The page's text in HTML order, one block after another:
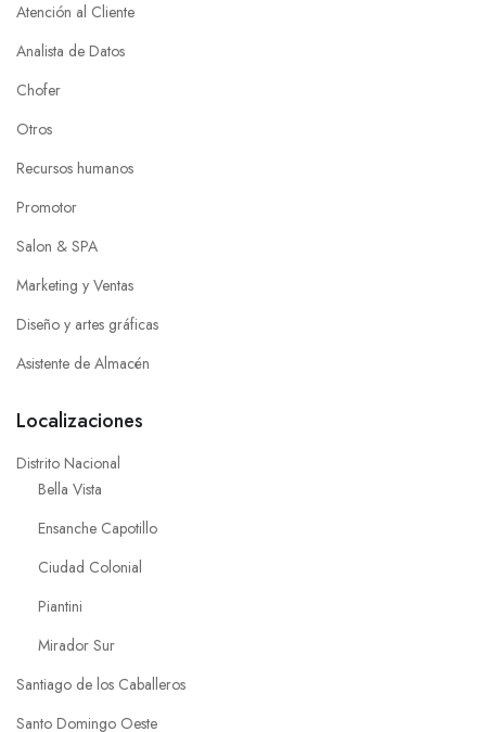
Atención al Cliente
Analista de Datos
Chofer
Otros
Recursos humanos
Promotor
Salon & SPA
Marketing y Ventas
Diseño y artes gráficas
Asistente de Almacén
Localizaciones
Distrito Nacional
Bella Vista
Ensanche Capotillo
Ciudad Colonial
Piantini
Mirador Sur
Santiago de los Caballeros
Santo Domingo Oeste